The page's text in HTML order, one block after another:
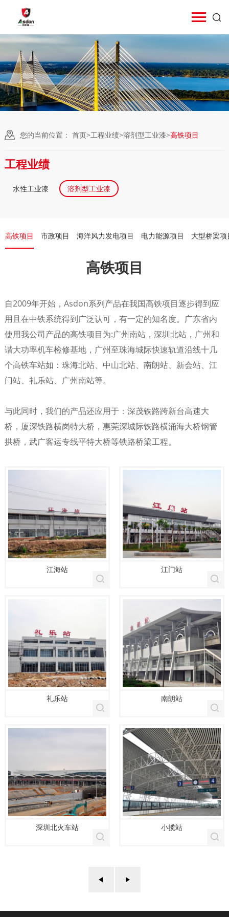
您的当前位置： 首页>工程业绩>溶剂型工业漆>高铁项目
工程业绩
水性工业漆 溶剂型工业漆
高铁项目 市政项目 海洋风力发电项目 电力能源项目 大型桥梁项
高铁项目
自2009年开始，Asdon系列产品在我国高铁项目逐步得到应
用且在中铁系统得到广泛认可，有一定的知名度。广东省内
使用我公司产品的高铁项目为:广州南站，深圳北站，广州和
谐大功率机车检修基地，广州至珠海城际快速轨道沿线十几
个高铁车站如：珠海北站、中山北站、南朗站、新会站、江
门站、礼乐站、广州南站等。
与此同时，我们的产品还应用于：深茂铁路跨新台高速大
桥，厦深铁路横岗特大桥，惠莞深城际铁路横涌海大桥钢管
拱桥，武广客运专线平特大桥等铁路桥梁工程。
江海站 江门站
礼乐站 南朗站
深圳北火车站 小揽站